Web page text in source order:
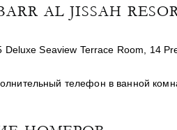
AL JISSAH
Deluxe Seaview Terrace Room , 14
телефон в ванной